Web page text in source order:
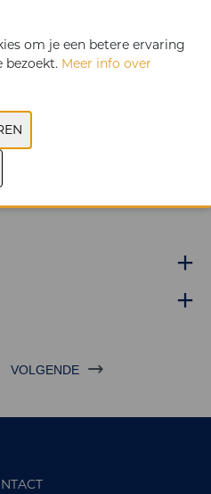
economie.
duurzame groei
VOLGENDE
om je een betere ervaring
bezoekt. Meer info over